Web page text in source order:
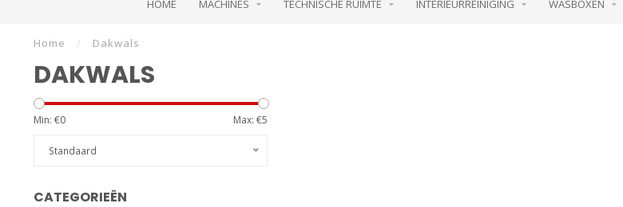
HOME MACHINES TECHNISCHE RUIMTE INTERIEURREINIGING WASBOXEN
Home / Dakwals
DAKWALS
Min: €0 Max: €5
Standaard
CATEGORIEËN